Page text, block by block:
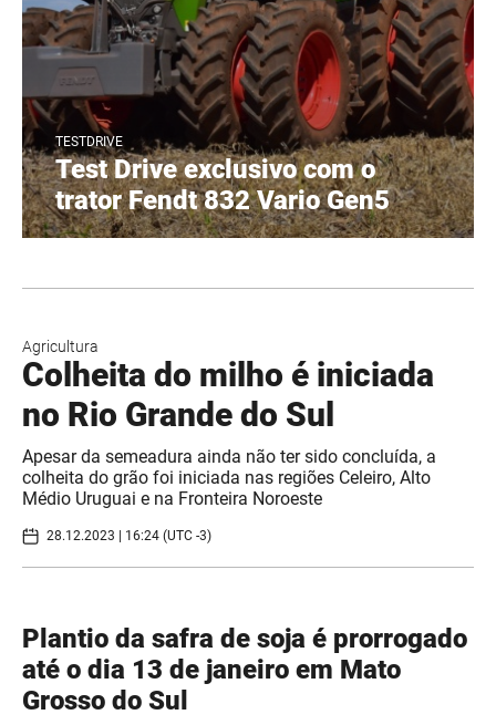
TESTDRIVE
Test Drive exclusivo com o
trator Fendt 832 Vario Gen5
Agricultura
Colheita do milho é iniciada
no Rio Grande do Sul
Apesar da semeadura ainda não ter sido concluída, a
colheita do grão foi iniciada nas regiões Celeiro, Alto
Médio Uruguai e na Fronteira Noroeste
28.12.2023 | 16:24 (UTC -3)
Plantio da safra de soja é prorrogado
até o dia 13 de janeiro em Mato
Grosso do Sul